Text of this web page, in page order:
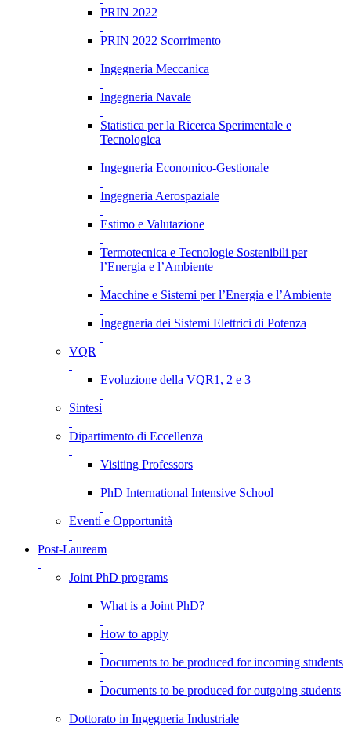
PRIN 2022
PRIN 2022 Scorrimento
Ingegneria Meccanica
Ingegneria Navale
Statistica per la Ricerca Sperimentale e
Tecnologica
Ingegneria Economico-Gestionale
Ingegneria Aerospaziale
Estimo e Valutazione
Termotecnica e Tecnologie Sostenibili per
l’Energia e l’Ambiente
Macchine e Sistemi per l’Energia e l’Ambiente
Ingegneria dei Sistemi Elettrici di Potenza
VQR
Evoluzione della VQR1, 2 e 3
Sintesi
Dipartimento di Eccellenza
Visiting Professors
PhD International Intensive School
Eventi e Opportunità
Post-Lauream
Joint PhD programs
What is a Joint PhD?
How to apply
Documents to be produced for incoming students
Documents to be produced for outgoing students
Dottorato in Ingegneria Industriale